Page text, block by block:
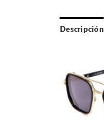
Descripción